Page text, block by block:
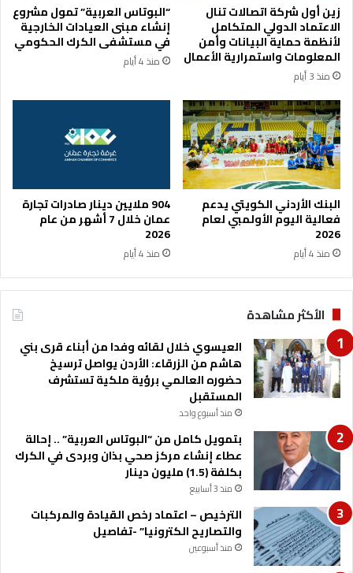
زين أول شركة اتصالات تنال
الاعتماد الدولي المتكامل
لأنظمة حماية البيانات وأمن
المعلومات واستمرارية الأعمال
منذ 3 أيام
“البوتاس العربية” تمول مشروع
إنشاء مبنى العيادات الخارجية
في مستشفى الكرك الحكومي
منذ 4 أيام
البنك الأردني الكويتي يدعم
فعالية اليوم الأولمبي لعام
2026
منذ 4 أيام
904 ملايين دينار صادرات تجارة
عمان خلال 7 أشهر من عام
2026
منذ 4 أيام
الأكثر مشاهدة
العيسوي خلال لقائه وفدا من أبناء قرى بني
هاشم من الزرقاء: الأردن يواصل ترسيخ
حضوره العالمي برؤية ملكية تستشرف
المستقبل
منذ أسبوع واحد
بتمويل كامل من “البوتاس العربية” .. إحالة
عطاء إنشاء مركز صحي بذان وبردى في الكرك
بكلفة (1.5) مليون دينار
منذ 3 أسابيع
الترخيص – اعتماد رخص القيادة والمركبات
والتصاريح الكترونيا” -تفاصيل
منذ أسبوعين